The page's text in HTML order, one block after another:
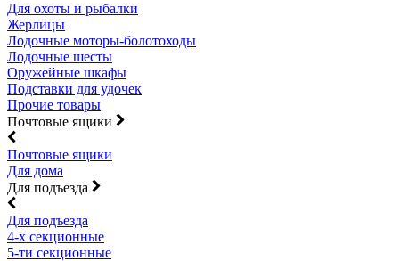
Для охоты и рыбалки
Жерлицы
Лодочные моторы-болотоходы
Лодочные шесты
Оружейные шкафы
Подставки для удочек
Прочие товары
Почтовые ящики
Почтовые ящики
Для дома
Для подъезда
Для подъезда
4-х секционные
5-ти секционные